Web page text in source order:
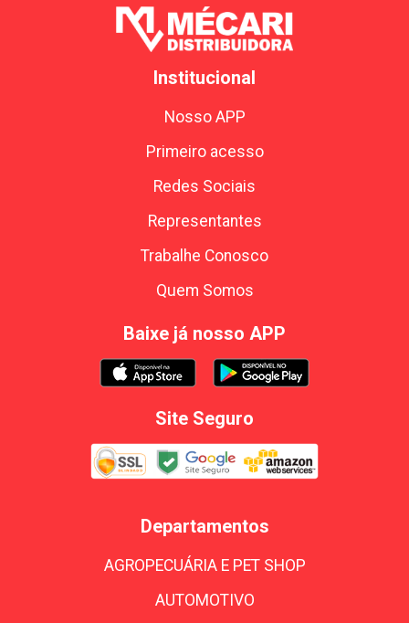
Institucional
Nosso APP
Primeiro acesso
Redes Sociais
Representantes
Trabalhe Conosco
Quem Somos
Baixe já nosso APP
Site Seguro
Departamentos
AGROPECUÁRIA E PET SHOP
AUTOMOTIVO